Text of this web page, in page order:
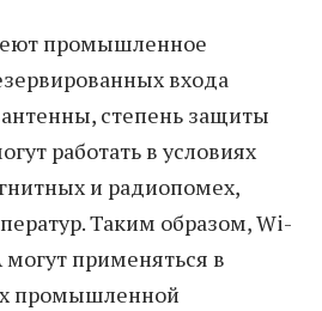
промышленное
входа
степень защиты
работать в условиях
и радиопомех,
Таким образом, Wi-
могут применяться в
промышленной